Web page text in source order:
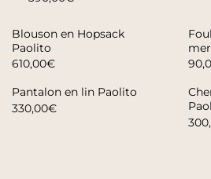
Blouson en Hopsack
Paolito
610,00€
mer
Pantalon en lin Paolito
330,00€